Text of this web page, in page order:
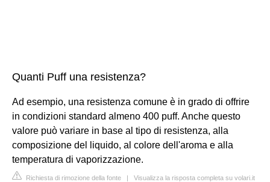
Quanti Puff una resistenza?
Ad esempio, una resistenza comune è in grado di offrire
in condizioni standard almeno 400 puff. Anche questo
valore può variare in base al tipo di resistenza, alla
composizione del liquido, al colore dell'aroma e alla
temperatura di vaporizzazione.
Richiesta di rimozione della fonte | Visualizza la risposta completa su volari.it